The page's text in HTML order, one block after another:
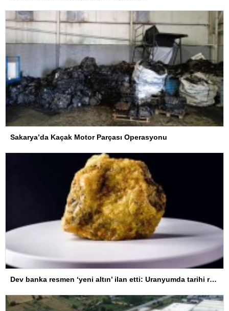
Sakarya’da Kaçak Motor Parçası Operasyonu
Dev banka resmen ‘yeni altın’ ilan etti: Uranyumda tarihi rekorlara çok az kaldı